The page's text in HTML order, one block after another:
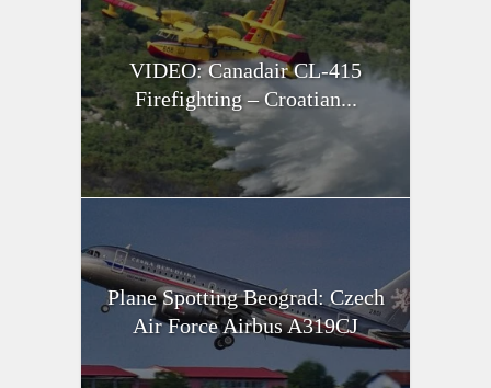
VIDEO: Canadair CL-415
Firefighting – Croatian...
Plane Spotting Beograd: Czech
Air Force Airbus A319CJ